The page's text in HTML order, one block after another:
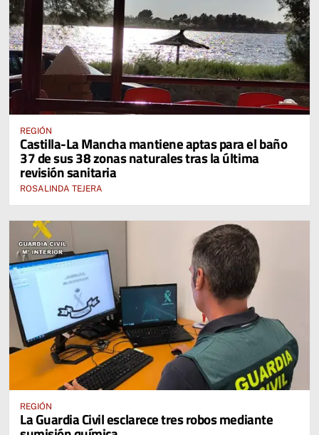
REGIÓN
Castilla-La Mancha mantiene aptas para el baño
37 de sus 38 zonas naturales tras la última
revisión sanitaria
ROSALINDA TEJERA
REGIÓN
La Guardia Civil esclarece tres robos mediante